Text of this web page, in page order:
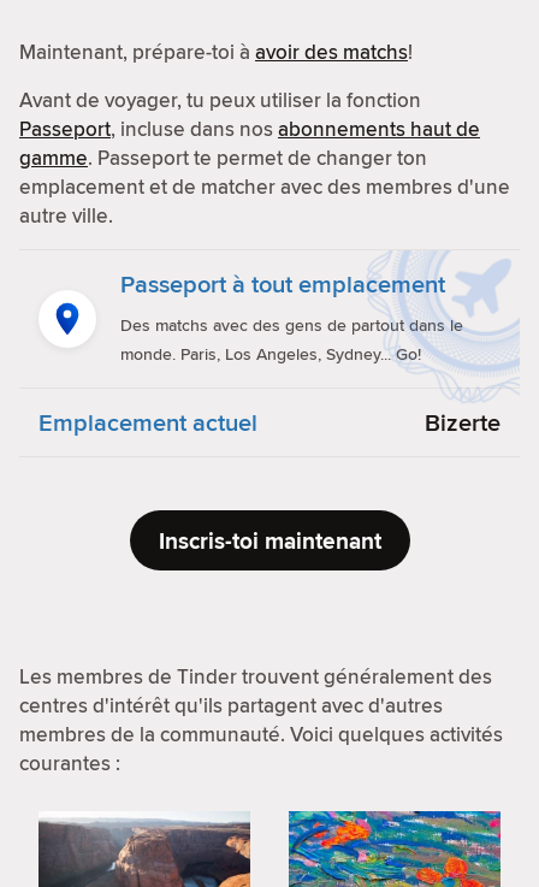
Maintenant, prépare-toi à avoir des matchs!
Avant de voyager, tu peux utiliser la fonction
Passeport, incluse dans nosabonnements haut de
gamme. Passeport te permet de changer ton
emplacement et de matcher avec des membres d'une
autre ville.
Passeport à tout emplacement
Des matchs avec des gens de partout dans le
monde. Paris, Los Angeles, Sydney... Go!
Emplacement actuel Bizerte
Inscris-toi maintenant
Les membres de Tinder trouvent généralement des
centres d'intérêt qu'ils partagent avec d'autres
membres de la communauté. Voici quelques activités
courantes :